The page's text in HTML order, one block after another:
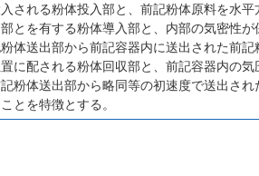
される粉体投入部と、前記粉体原料を水
とを有する粉体導入部と、内部の気密性
体送出部から前記容器内に送出された前記
に配される粉体回収部と、前記容器内の
粉体送出部から略同等の初速度で送出さ
とを特徴とする。